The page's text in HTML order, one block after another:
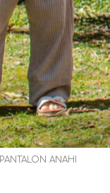
PANTALON ANAHI